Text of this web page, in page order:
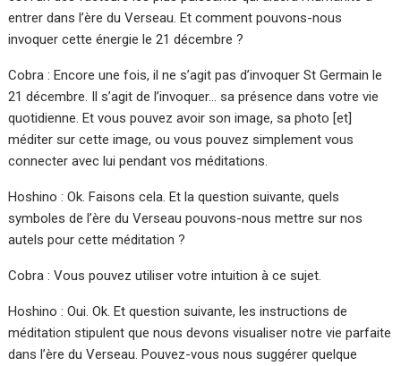
entrer dans l’ère du Verseau. Et comment pouvons-nous
invoquer cette énergie le 21 décembre ?
Cobra : Encore une fois, il ne s’agit pas d’invoquer St Germain le
21 décembre. Il s’agit de l’invoquer… sa présence dans votre vie
quotidienne. Et vous pouvez avoir son image, sa photo [et]
méditer sur cette image, ou vous pouvez simplement vous
connecter avec lui pendant vos méditations.
Hoshino : Ok. Faisons cela. Et la question suivante, quels
symboles de l’ère du Verseau pouvons-nous mettre sur nos
autels pour cette méditation ?
Cobra : Vous pouvez utiliser votre intuition à ce sujet.
Hoshino : Oui. Ok. Et question suivante, les instructions de
méditation stipulent que nous devons visualiser notre vie parfaite
dans l’ère du Verseau. Pouvez-vous nous suggérer quelque